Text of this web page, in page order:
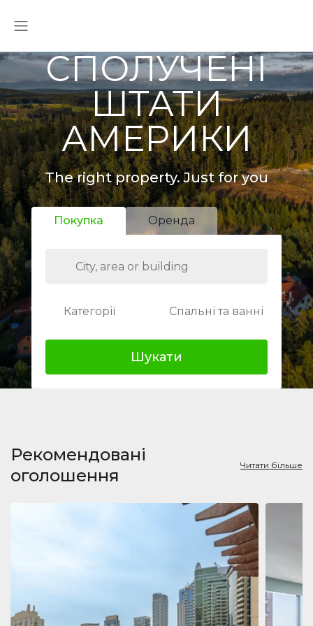
СПОЛУЧЕНІ
ШТАТИ
АМЕРИКИ
The right property. Just for you
Покупка Оренда
Категорії Спальні та ванні
Шукати
Рекомендовані
оголошення
Читати більше